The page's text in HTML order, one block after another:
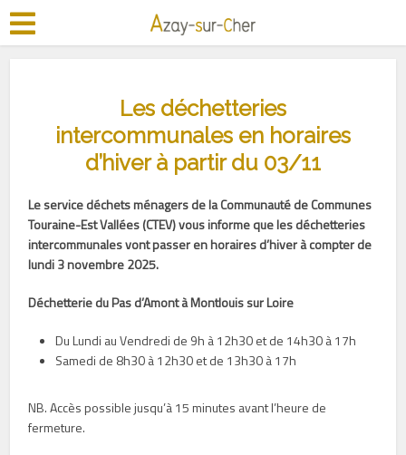
Les déchetteries
intercommunales en horaires
d’hiver à partir du 03/11
Le service déchets ménagers de la Communauté de Communes
Touraine-Est Vallées (CTEV) vous informe que les déchetteries
intercommunales vont passer en horaires d’hiver à compter de
lundi 3 novembre 2025.
Déchetterie du Pas d’Amont à Montlouis sur Loire
Du Lundi au Vendredi de 9h à 12h30 et de 14h30 à 17h
Samedi de 8h30 à 12h30 et de 13h30 à 17h
NB. Accès possible jusqu’à 15 minutes avant l’heure de
fermeture.